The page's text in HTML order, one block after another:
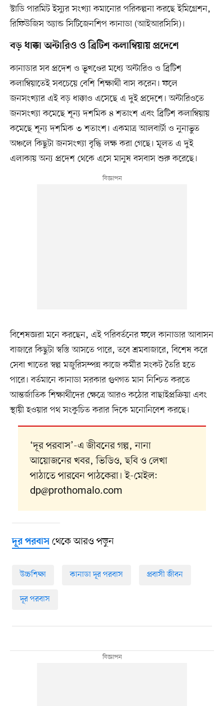
স্টাডি পারমিট ইস্যুর সংখ্যা কমানোর পরিকল্পনা করছে ইমিগ্রেশন,
রিফিউজিস অ্যান্ড সিটিজেনশিপ কানাডা (আইআরসিসি)।
বড় ধাক্কা অন্টারিও ও ব্রিটিশ কলাম্বিয়ায় প্রদেশে
কানাডার সব প্রদেশ ও ভূখণ্ডের মধ্যে অন্টারিও ও ব্রিটিশ
কলাম্বিয়াতেই সবচেয়ে বেশি শিক্ষার্থী বাস করেন। ফলে
জনসংখ্যার এই বড় ধাক্কাও এসেছে এ দুই প্রদেশে। অন্টারিওতে
জনসংখ্যা কমেছে শূন্য দশমিক ৪ শতাংশ এবং ব্রিটিশ কলাম্বিয়ায়
কমেছে শূন্য দশমিক ৩ শতাংশ। একমাত্র আলবার্টা ও নুনাভুত
অঞ্চলে কিছুটা জনসংখ্যা বৃদ্ধি লক্ষ করা গেছে। মূলত এ দুই
এলাকায় অন্য প্রদেশ থেকে এসে মানুষ বসবাস শুরু করেছে।
বিশেষজ্ঞরা মনে করছেন, এই পরিবর্তনের ফলে কানাডার আবাসন
বাজারে কিছুটা স্বস্তি আসতে পারে, তবে শ্রমবাজারে, বিশেষ করে
সেবা খাতের স্বল্প মজুরিসম্পন্ন কাজে কর্মীর সংকট তৈরি হতে
পারে। বর্তমানে কানাডা সরকার গুণগত মান নিশ্চিত করতে
আন্তর্জাতিক শিক্ষার্থীদের ক্ষেত্রে আরও কঠোর বাছাইপ্রক্রিয়া এবং
স্থায়ী হওয়ার পথ সংকুচিত করার দিকে মনোনিবেশ করছে।
‘দূর পরবাস’-এ জীবনের গল্প, নানা
আয়োজনের খবর, ভিডিও, ছবি ও লেখা
পাঠাতে পারবেন পাঠকেরা। ই-মেইল:
dp@prothomalo.com
দূর পরবাসথেকে আরও পড়ুন
উচ্চশিক্ষা কানাডা দূর পরবাস প্রবাসী জীবন
দূর পরবাস